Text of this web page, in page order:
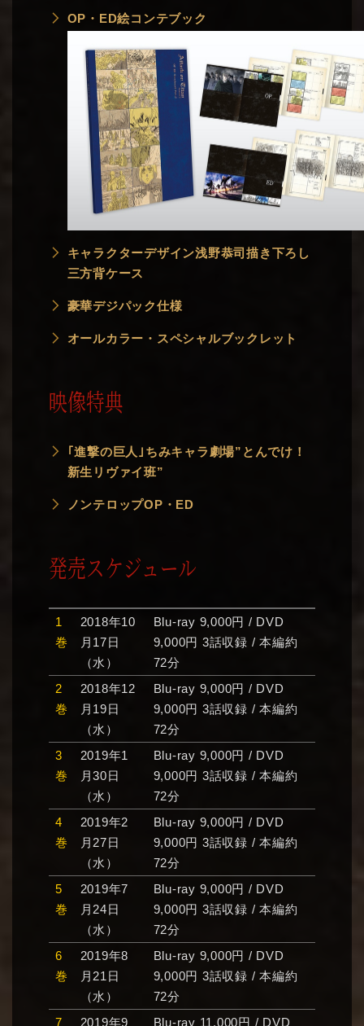
OP・ED絵コンテブック
キャラクターデザイン浅野恭司描き下ろし
三方背ケース
豪華デジパック仕様
オールカラー・スペシャルブックレット
映像特典
｢進撃の巨人｣ちみキャラ劇場”とんでけ！
新生リヴァイ班”
ノンテロップOP・ED
発売スケジュール
1
巻
2018年10
月17日
（水）
Blu-ray 9,000円 / DVD
9,000円 3話収録 / 本編約
72分
2
巻
2018年12
月19日
（水）
Blu-ray 9,000円 / DVD
9,000円 3話収録 / 本編約
72分
3
巻
2019年1
月30日
（水）
Blu-ray 9,000円 / DVD
9,000円 3話収録 / 本編約
72分
4
巻
2019年2
月27日
（水）
Blu-ray 9,000円 / DVD
9,000円 3話収録 / 本編約
72分
5
巻
2019年7
月24日
（水）
Blu-ray 9,000円 / DVD
9,000円 3話収録 / 本編約
72分
6
巻
2019年8
月21日
（水）
Blu-ray 9,000円 / DVD
9,000円 3話収録 / 本編約
72分
7
2019年9 Blu-ray 11,000円 / DVD